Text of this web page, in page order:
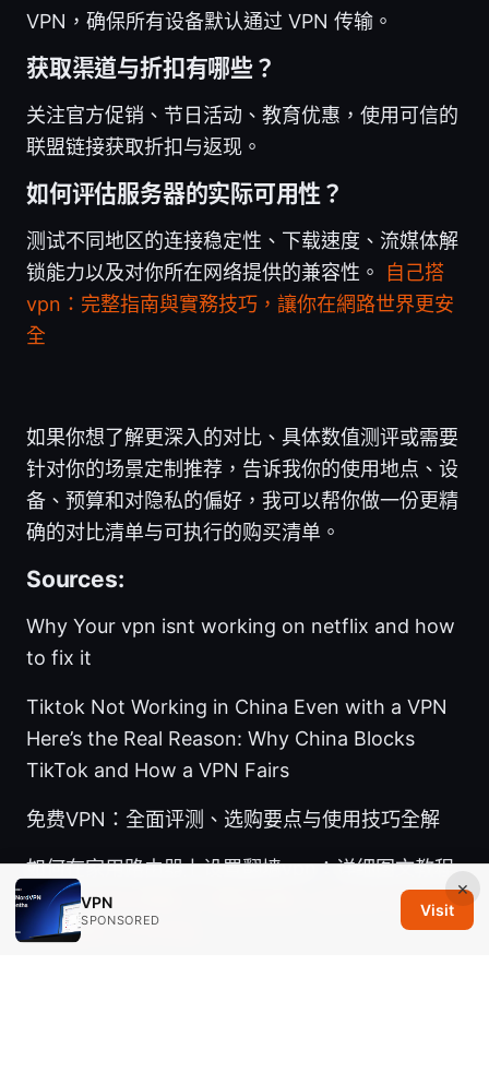
VPN，确保所有设备默认通过 VPN 传输。
获取渠道与折扣有哪些？
关注官方促销、节日活动、教育优惠，使用可信的
联盟链接获取折扣与返现。
如何评估服务器的实际可用性？
测试不同地区的连接稳定性、下载速度、流媒体解
锁能力以及对你所在网络提供的兼容性。
自己搭
vpn：完整指南與實務技巧，讓你在網路世界更安
全
如果你想了解更深入的对比、具体数值测评或需要
针对你的场景定制推荐，告诉我你的使用地点、设
备、预算和对隐私的偏好，我可以帮你做一份更精
确的对比清单与可执行的购买清单。
Sources:
Why Your vpn isnt working on netflix and how
to fix it
Tiktok Not Working in China Even with a VPN
Here’s the Real Reason: Why China Blocks
TikTok and How a VPN Fairs
免费VPN：全面评测、选购要点与使用技巧全解
如何在家用路由器上设置翻墙vpn：详细图文教程
2026如何在電腦上下載並安裝 ⭐ proton vpn：
全面指南 2026年版
×
VPN
SPONSORED
Visit